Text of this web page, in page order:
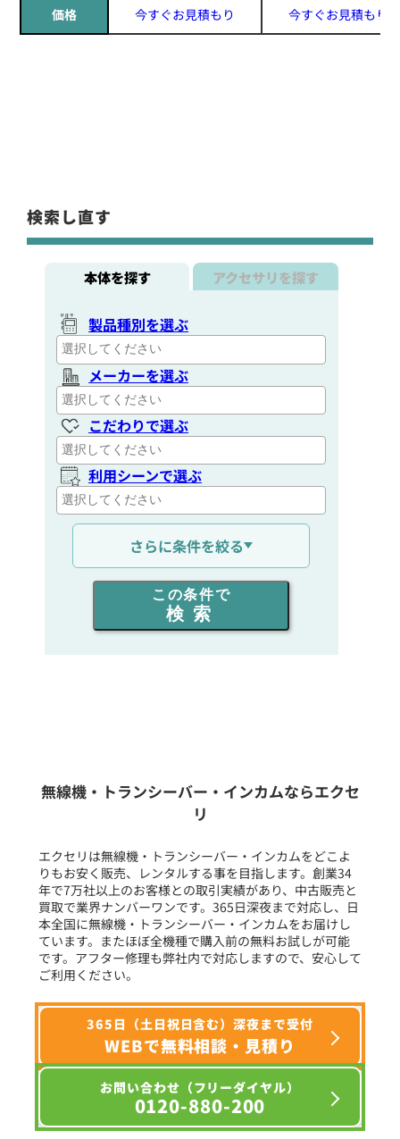
価格 今すぐお見積もり 今すぐお見積もり
検索し直す
本体を探す アクセサリを探す
製品種別を選ぶ
メーカーを選ぶ
こだわりで選ぶ
利用シーンで選ぶ
通信距離を選ぶ
出力を選ぶ
同時通話人数を選ぶ
フリーワード入力(製品名等)
選択条件をリセット
さらに条件を絞る
この条件で
検索
無線機・トランシーバー・インカムならエクセ
リ
エクセリは無線機・トランシーバー・インカムをどこよ
りもお安く販売、レンタルする事を目指します。創業34
年で7万社以上のお客様との取引実績があり、中古販売と
買取で業界ナンバーワンです。365日深夜まで対応し、日
本全国に無線機・トランシーバー・インカムをお届けし
ています。またほぼ全機種で購入前の無料お試しが可能
です。アフター修理も弊社内で対応しますので、安心して
ご利用ください。
365日（土日祝日含む）深夜まで受付
WEBで無料相談・見積り
お問い合わせ（フリーダイヤル）
0120-880-200